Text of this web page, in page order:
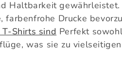
Haltbarkeit gewährleistet.
farbenfrohe Drucke
T-Shirts sind Perfekt
was sie zu